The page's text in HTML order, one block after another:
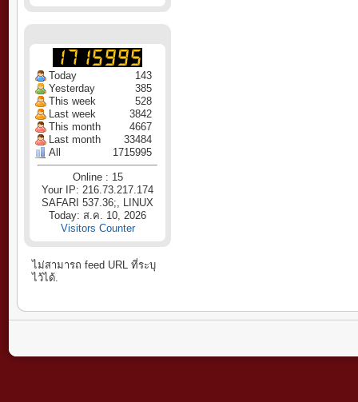
Today
143
Yesterday
385
This week
528
Last week
3842
This month
4667
Last month
33484
All
1715995
Online : 15
Your IP: 216.73.217.174
SAFARI 537.36;, LINUX
Today: ส.ค. 10, 2026
Visitors Counter
ไม่สามารถ feed URL ที่ระบุ
ไว้ได้.